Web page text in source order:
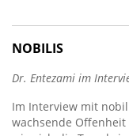
NOBILIS
Dr. Entezami im
Im Interview mit
wachsende